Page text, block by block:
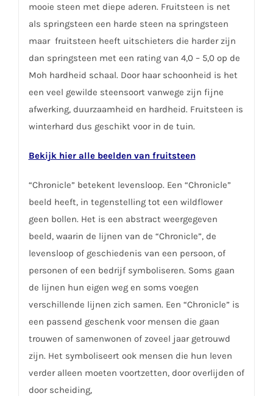
mooie steen met diepe aderen. Fruitsteen is net
als springsteen een harde steen na springsteen
maar fruitsteen heeft uitschieters die harder zijn
dan springsteen met een rating van 4,0 – 5,0 op de
Moh hardheid schaal. Door haar schoonheid is het
een veel gewilde steensoort vanwege zijn fijne
afwerking, duurzaamheid en hardheid. Fruitsteen is
winterhard dus geschikt voor in de tuin.
Bekijk hier alle beelden van fruitsteen
“Chronicle” betekent levensloop. Een “Chronicle”
beeld heeft, in tegenstelling tot een wildflower
geen bollen. Het is een abstract weergegeven
beeld, waarin de lijnen van de “Chronicle”, de
levensloop of geschiedenis van een persoon, of
personen of een bedrijf symboliseren. Soms gaan
de lijnen hun eigen weg en soms voegen
verschillende lijnen zich samen. Een “Chronicle” is
een passend geschenk voor mensen die gaan
trouwen of samenwonen of zoveel jaar getrouwd
zijn. Het symboliseert ook mensen die hun leven
verder alleen moeten voortzetten, door overlijden of
door scheiding,